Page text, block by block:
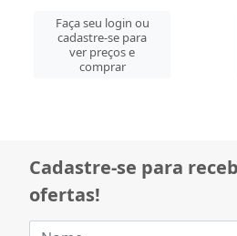
Faça seu login ou
cadastre-se para
ver preços e
comprar
Cadastre-se para
ofertas!